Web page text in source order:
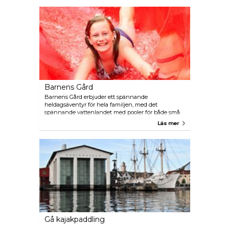
koppla av i bubbelpoolen eller unna dig en
vattenmassage. Oavsett om du föredrar att sola,
smutta på kaffe eller umgås, har Brunnsbadet allt.
Med bekvämligheter som en glasskiosk och en
restaurang, vattenparken garanterar allt du behöver
för en minnesvärd dag med hela familjen.
Barnens Gård
Barnens Gård erbjuder ett spännande
heldagsäventyr för hela familjen, med det
spännande vattenlandet med pooler för både små
och stora barn, tillsammans med det vågade
Det roliga fortsätter på Leklandet, en lekplats
designad för fart och spänning. Mitt i spänningen
kan familjer också interagera med husdjur,
inklusive getter, kycklingar, kaniner och grisar.
Läs mer
Gå kajakpaddling